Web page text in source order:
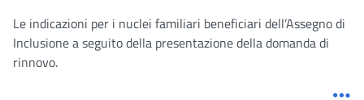
Le indicazioni per i nuclei familiari beneficiari dell’Assegno di
Inclusione a seguito della presentazione della domanda di
rinnovo.